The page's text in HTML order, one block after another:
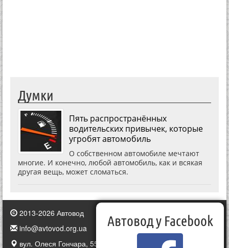
Думки
Пять распространённых
водительских привычек, которые
угробят автомобиль
О собственном автомобиле мечтают
многие. И конечно, любой автомобиль, как и всякая
другая вещь, может сломаться.
2013-2026 Автовод
info@avtovod.org.ua
вул. Олеся Гончара, 55, Київ, Україна
Автовод у Facebook